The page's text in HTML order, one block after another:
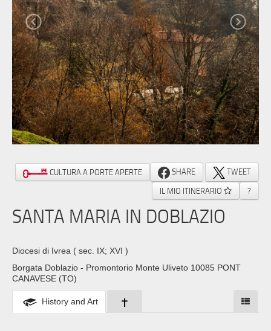
PRESS
CULTURA A PORTE APERTE SHARE
TWEET
IL MIO ITINERARIO
?
SANTA MARIA IN DOBLAZIO
Diocesi di Ivrea ( sec. IX; XVI )
Borgata Doblazio - Promontorio Monte Uliveto 10085 PONT
CANAVESE (TO)
History and Art